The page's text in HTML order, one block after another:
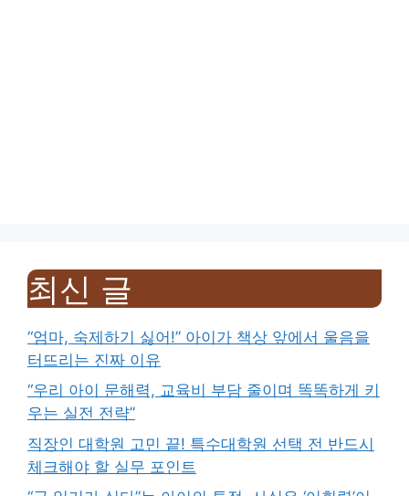
최신 글
“엄마, 숙제하기 싫어!” 아이가 책상 앞에서 울음을
터뜨리는 진짜 이유
“우리 아이 문해력, 교육비 부담 줄이며 똑똑하게 키
우는 실전 전략”
직장인 대학원 고민 끝! 특수대학원 선택 전 반드시
체크해야 할 실무 포인트